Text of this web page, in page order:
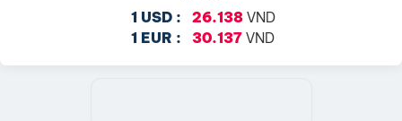
1 USD : 26.138VND
1 EUR : 30.137 VND